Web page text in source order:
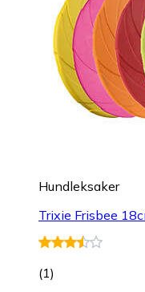
Hundleksaker
Trixie Frisbee
(1)